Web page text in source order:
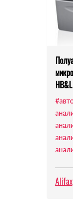
HB&L
Alifax